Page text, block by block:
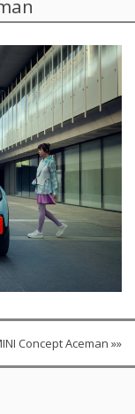
Concept Aceman »»